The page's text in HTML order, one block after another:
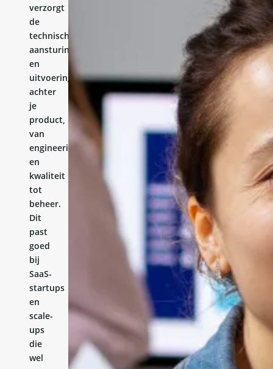
verzorgt
de
technische
aansturing
en
uitvoering
achter
je
product,
van
engineering
en
kwaliteit
tot
beheer.
Dit
past
goed
bij
SaaS-
startups
en
scale-
ups
die
wel